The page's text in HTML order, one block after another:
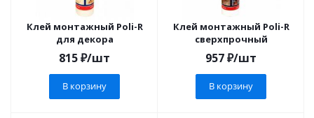
Клей монтажный Poli-R
для декора
815₽/шт
В корзину
Клей монтажный Poli-R
сверхпрочный
957₽/шт
В корзину